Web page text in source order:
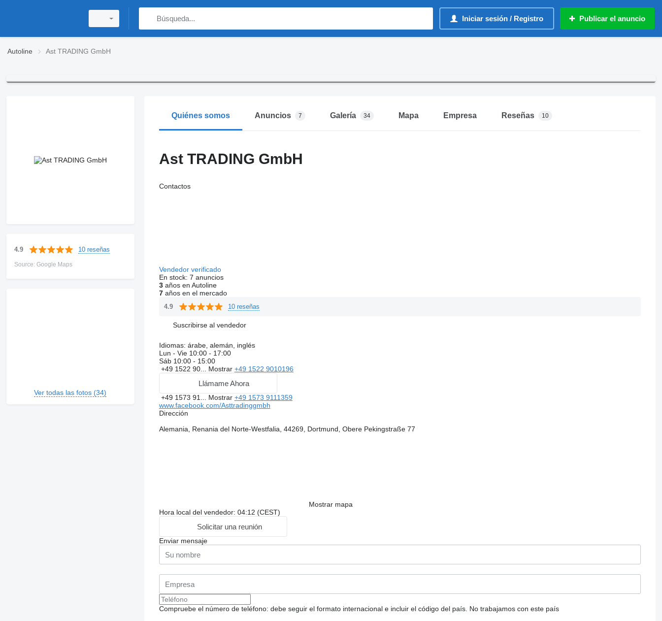
Iniciar sesión / Registro Publicar el anuncio
Autoline Ast TRADING GmbH
4.9 10 reseñas
Source: Google Maps
Ver todas las fotos (34)
Quiénes somos Anuncios 7 Galería 34 Mapa Empresa Reseñas 10
Ast TRADING GmbH
Contactos
Vendedor verificado
En stock: 7 anuncios
3años en Autoline
7años en el mercado
4.9 10 reseñas
Suscribirse al vendedor
Idiomas: árabe, alemán, inglés
Lun - Vie 10:00 - 17:00
Sáb 10:00 - 15:00
+49 1522 90... Mostrar +49 1522 9010196
Llámame Ahora
+49 1573 91... Mostrar +49 1573 9111359
www.facebook.com/Asttradinggmbh
Dirección
Alemania, Renania del Norte-Westfalia, 44269, Dortmund, Obere Pekingstraße 77
Mostrar mapa
Hora local del vendedor: 04:12 (CEST)
Solicitar una reunión
Enviar mensaje
Compruebe el número de teléfono: debe seguir el formato internacional e incluir el código del país. No trabajamos con este país